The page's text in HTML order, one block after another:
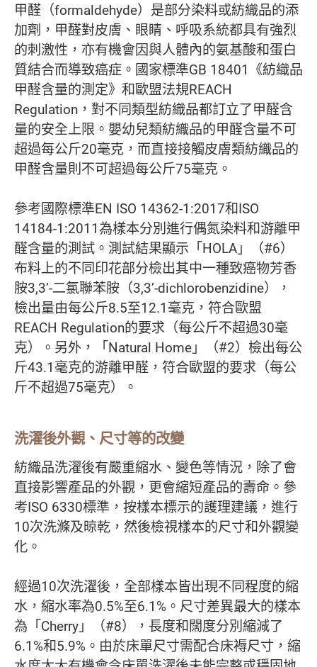
甲醛（formaldehyde）是部分染料或紡織品的添
加劑，甲醛對皮膚、眼睛、呼吸系統都具有強烈
的刺激性，亦有機會因與人體內的氨基酸和蛋白
質結合而導致癌症。國家標準GB 18401《紡織品
甲醛含量的測定》和歐盟法規REACH
Regulation，對不同類型紡織品都訂立了甲醛含
量的安全上限。嬰幼兒類紡織品的甲醛含量不可
超過每公斤20毫克，而直接接觸皮膚類紡織品的
甲醛含量則不可超過每公斤75毫克。
參考國際標準EN ISO 14362-1:2017和ISO
14184-1:2011為樣本分別進行偶氮染料和游離甲
醛含量的測試。測試結果顯示「HOLA」（#6）
布料上的不同印花部分檢出其中一種致癌物芳香
胺3,3’-二氯聯苯胺（3,3’-dichlorobenzidine），
檢出量由每公斤8.5至12.1毫克，符合歐盟
REACH Regulation的要求（每公斤不超過30毫
克）。另外，「Natural Home」（#2）檢出每公
斤43.1毫克的游離甲醛，符合歐盟的要求（每公
斤不超過75毫克）。
洗濯後外觀、尺寸等的改變
紡織品洗濯後有嚴重縮水、變色等情況，除了會
直接影響產品的外觀，更會縮短產品的壽命。參
考ISO 6330標準，按樣本標示的護理建議，進行
10次洗滌及晾乾，然後檢視樣本的尺寸和外觀變
化。
經過10次洗濯後，全部樣本皆出現不同程度的縮
水，縮水率為0.5%至6.1%。尺寸差異最大的樣本
為「Cherry」（#8），長度和闊度分別縮減了
6.1%和5.9%。由於床單尺寸需配合床褥尺寸，縮